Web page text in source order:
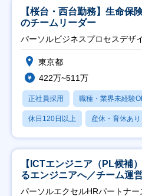
【桜台・西台勤務】生命保
のチームリーダー
パーソルビジネスプロセスデザ
東京都
422万~511万
正社員採用 職種・業界未経験
休日120日以上 産休・育休あり
【ICTエンジニア（PL候補
るエンジニアへ／チーム運
パーソルエクセルHRパートナー